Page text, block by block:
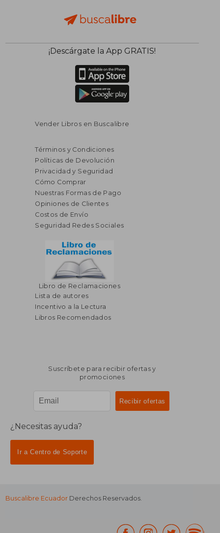
¡Descárgate la App GRATIS!
Vender Libros en Buscalibre
Términos y Condiciones
Políticas de Devolución
Privacidad y Seguridad
Cómo Comprar
Nuestras Formas de Pago
Opiniones de Clientes
Costos de Envío
Seguridad Redes Sociales
Libro de Reclamaciones
Lista de autores
Incentivo a la Lectura
Libros Recomendados
Suscríbete para recibir ofertas y
promociones
¿Necesitas ayuda?
Ir a Centro de Soporte
Buscalibre Ecuador Derechos Reservados.